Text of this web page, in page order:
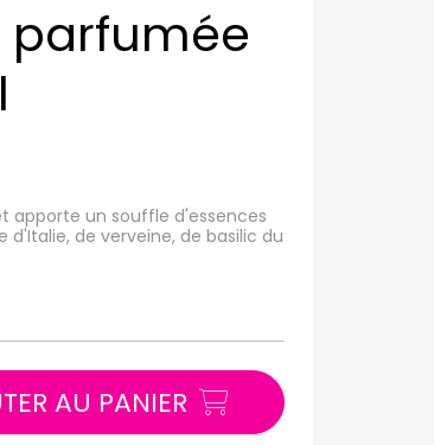
parfumée
apporte un souffle d'essences
de verveine, de basilic du
AU PANIER